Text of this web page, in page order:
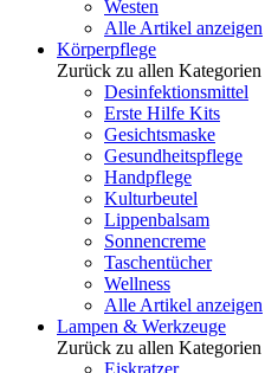
Westen
Alle Artikel anzeigen
Körperpflege
Zurück zu allen Kategorien
Desinfektionsmittel
Erste Hilfe Kits
Gesichtsmaske
Gesundheitspflege
Handpflege
Kulturbeutel
Lippenbalsam
Sonnencreme
Taschentücher
Wellness
Alle Artikel anzeigen
Lampen & Werkzeuge
Zurück zu allen Kategorien
Eiskratzer